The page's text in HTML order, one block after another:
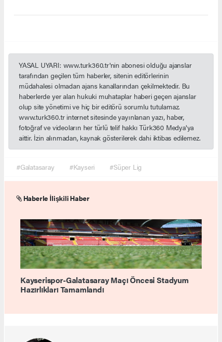
YASAL UYARI: www.turk360.tr'nin abonesi olduğu ajanslar
tarafından geçilen tüm haberler, sitenin editörlerinin
müdahalesi olmadan ajans kanallarından çekilmektedir. Bu
haberlerde yer alan hukuki muhataplar haberi geçen ajanslar
olup site yönetimi ve hiç bir editörü sorumlu tutulamaz.
www.turk360.tr internet sitesinde yayınlanan yazı, haber,
fotoğraf ve videoların her türlü telif hakkı Türk360 Medya'ya
aittir. İzin alınmadan, kaynak gösterilerek dahi iktibas edilemez.
#Galatasaray #Kayseri #Süper Lig
Haberle İlişkili Haber
Kayserispor-Galatasaray Maçı Öncesi Stadyum
Hazırlıkları Tamamlandı